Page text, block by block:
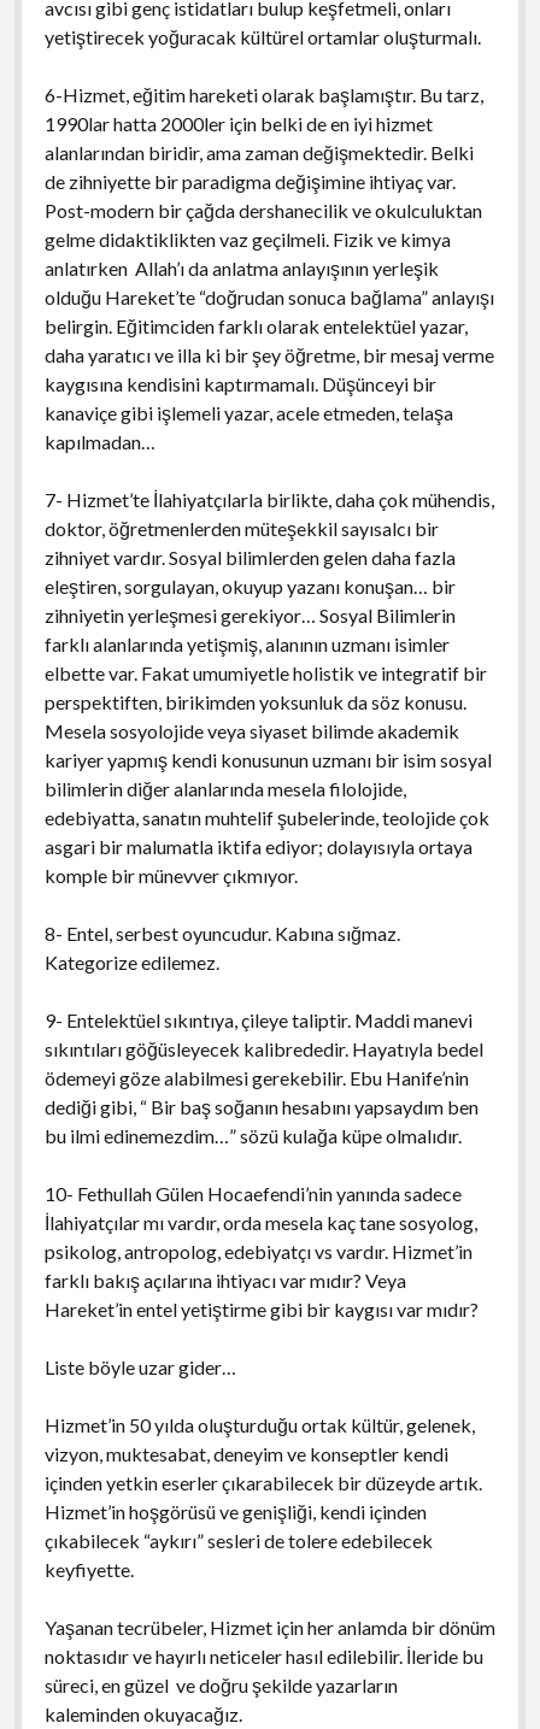
avcısı gibi genç istidatları bulup keşfetmeli, onları
yetiştirecek yoğuracak kültürel ortamlar oluşturmalı.
6-Hizmet, eğitim hareketi olarak başlamıştır. Bu tarz,
1990lar hatta 2000ler için belki de en iyi hizmet
alanlarından biridir, ama zaman değişmektedir. Belki
de zihniyette bir paradigma değişimine ihtiyaç var.
Post-modern bir çağda dershanecilik ve okulculuktan
gelme didaktiklikten vaz geçilmeli. Fizik ve kimya
anlatırken Allah’ı da anlatma anlayışının yerleşik
olduğu Hareket’te “doğrudan sonuca bağlama” anlayışı
belirgin. Eğitimciden farklı olarak entelektüel yazar,
daha yaratıcı ve illa ki bir şey öğretme, bir mesaj verme
kaygısına kendisini kaptırmamalı. Düşünceyi bir
kanaviçe gibi işlemeli yazar, acele etmeden, telaşa
kapılmadan…
7- Hizmet’te İlahiyatçılarla birlikte, daha çok mühendis,
doktor, öğretmenlerden müteşekkil sayısalcı bir
zihniyet vardır. Sosyal bilimlerden gelen daha fazla
eleştiren, sorgulayan, okuyup yazanı konuşan… bir
zihniyetin yerleşmesi gerekiyor… Sosyal Bilimlerin
farklı alanlarında yetişmiş, alanının uzmanı isimler
elbette var. Fakat umumiyetle holistik ve integratif bir
perspektiften, birikimden yoksunluk da söz konusu.
Mesela sosyolojide veya siyaset bilimde akademik
kariyer yapmış kendi konusunun uzmanı bir isim sosyal
bilimlerin diğer alanlarında mesela filolojide,
edebiyatta, sanatın muhtelif şubelerinde, teolojide çok
asgari bir malumatla iktifa ediyor; dolayısıyla ortaya
komple bir münevver çıkmıyor.
8- Entel, serbest oyuncudur. Kabına sığmaz.
Kategorize edilemez.
9- Entelektüel sıkıntıya, çileye taliptir. Maddi manevi
sıkıntıları göğüsleyecek kalibrededir. Hayatıyla bedel
ödemeyi göze alabilmesi gerekebilir. Ebu Hanife’nin
dediği gibi, “ Bir baş soğanın hesabını yapsaydım ben
bu ilmi edinemezdim…” sözü kulağa küpe olmalıdır.
10- Fethullah Gülen Hocaefendi’nin yanında sadece
İlahiyatçılar mı vardır, orda mesela kaç tane sosyolog,
psikolog, antropolog, edebiyatçı vs vardır. Hizmet’in
farklı bakış açılarına ihtiyacı var mıdır? Veya
Hareket’in entel yetiştirme gibi bir kaygısı var mıdır?
Liste böyle uzar gider…
Hizmet’in 50 yılda oluşturduğu ortak kültür, gelenek,
vizyon, muktesabat, deneyim ve konseptler kendi
içinden yetkin eserler çıkarabilecek bir düzeyde artık.
Hizmet’in hoşgörüsü ve genişliği, kendi içinden
çıkabilecek “aykırı” sesleri de tolere edebilecek
keyfiyette.
Yaşanan tecrübeler, Hizmet için her anlamda bir dönüm
noktasıdır ve hayırlı neticeler hasıl edilebilir. İleride bu
süreci, en güzel ve doğru şekilde yazarların
kaleminden okuyacağız.